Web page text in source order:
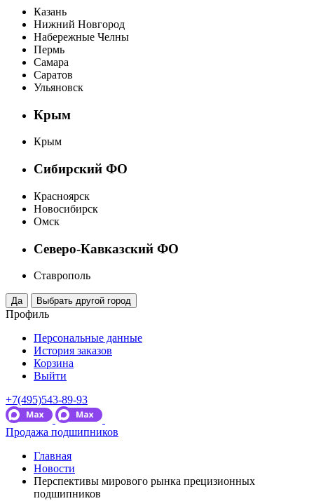
Казань
Нижний Новгород
Набережные Челны
Пермь
Самара
Саратов
Ульяновск
Крым
Крым
Сибирский ФО
Красноярск
Новосибирск
Омск
Северо-Кавказский ФО
Ставрополь
Профиль
Персональные данные
История заказов
Корзина
Выйти
+7(495)543-89-93
Продажа подшипников
Главная
Новости
Перспективы мирового рынка прецизионных
подшипников